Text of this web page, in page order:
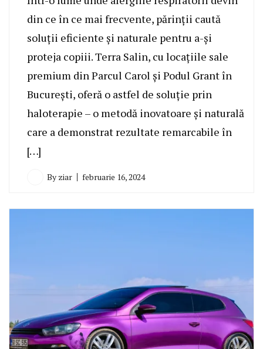
din ce în ce mai frecvente, părinții caută
soluții eficiente și naturale pentru a-și
proteja copiii. Terra Salin, cu locațiile sale
premium din Parcul Carol și Podul Grant în
București, oferă o astfel de soluție prin
haloterapie – o metodă inovatoare și naturală
care a demonstrat rezultate remarcabile în
[…]
By ziar februarie 16, 2024